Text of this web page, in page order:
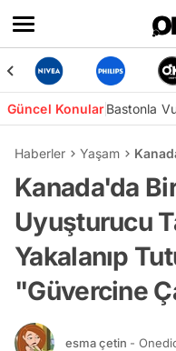
Güncel KonularBastonla
Haberler Yaşam
Kanada'da
Uyuşturucu
Yakalanıp
"Güvercine
esma çetin -